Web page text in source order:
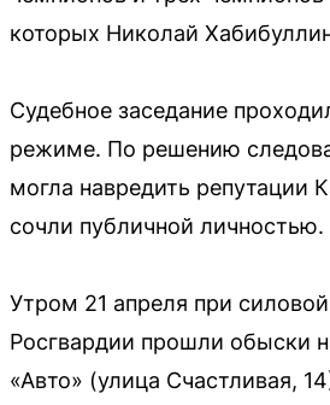
которых Николай
Судебное заседание
режиме. По решению
могла навредить репутации
сочли публичной личностью.
Утром 21 апреля при
Росгвардии прошли обыски
«Авто» (улица Счастливая,